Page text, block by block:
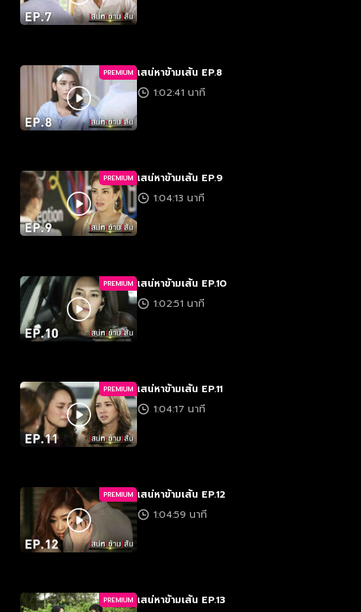
PREMIUM เสน่หาข้ามเส้น EP.8
1:02:41 นาที
PREMIUM เสน่หาข้ามเส้น EP.9
1:04:13 นาที
PREMIUM เสน่หาข้ามเส้น EP.10
1:02:51 นาที
PREMIUM เสน่หาข้ามเส้น EP.11
1:04:17 นาที
PREMIUM เสน่หาข้ามเส้น EP.12
1:04:59 นาที
PREMIUM เสน่หาข้ามเส้น EP.13